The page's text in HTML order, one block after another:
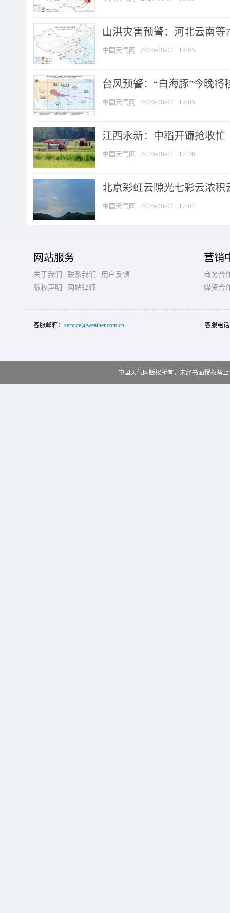
山洪灾害预警：河北云南
中国天气网 2026-08-07 18:05
台风预警：“白海豚”今晚将
中国天气网 2026-08-07 18:05
江西永新：中稻开镰抢收忙
中国天气网 2026-08-07 17:26
北京彩虹云隙光七彩云浓积
中国天气网 2026-08-07 17:07
网站服务
关于我们 联系我们
用户反馈
版权声明
网站律师
营销
商务合
媒资合
客服邮箱： service@weather.com.cn 客服电
中国天气网版权所有，未经书面授权